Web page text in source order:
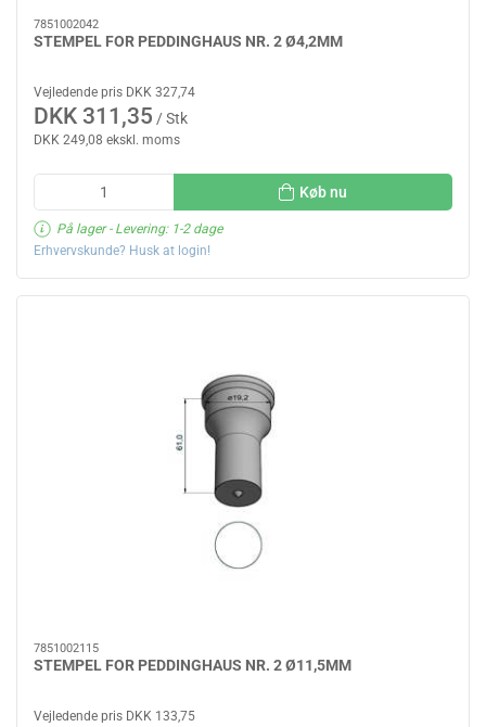
7851002042
STEMPEL FOR PEDDINGHAUS NR. 2 Ø4,2MM
Vejledende pris DKK 327,74
DKK 311,35 / Stk
DKK 249,08 ekskl. moms
Køb nu
På lager- Levering: 1-2 dage
Erhvervskunde? Husk at login!
7851002115
STEMPEL FOR PEDDINGHAUS NR. 2 Ø11,5MM
Vejledende pris DKK 133,75